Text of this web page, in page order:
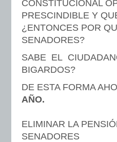
CONSTITUCIONAL
PRESCINDIBLE Y
¿ENTONCES POR
SABE EL
BIGARDOS?
DE ESTA FORMA
AÑO.
ELIMINAR LA
SENADORES